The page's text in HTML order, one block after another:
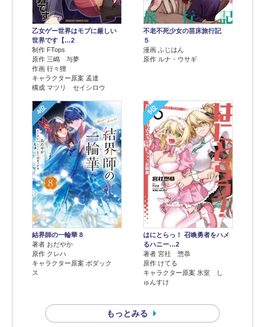
乙女ゲー世界はモブに厳しい
世界です【…2
制作 FTops
原作 三嶋 与夢
作画 行々狸
キャラクター原案 孟達
構成 マツリ セイシロウ
不老不死少女の苗床旅行記
５
漫画 ふじはん
原作 ルナ・ウサギ
4位
結界師の一輪華 8
著者 おだやか
原作 クレハ
キャラクター原案 ボダック
ス
5位
はにとらっ！ 召喚勇者をハメ
るハニー…2
著者 宮社 惣恭
原作 けてる
キャラクター原案 氷室 し
ゅんすけ
もっとみる